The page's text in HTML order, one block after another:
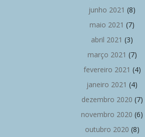
junho 2021 (8)
maio 2021 (7)
abril 2021 (3)
março 2021 (7)
fevereiro 2021 (4)
janeiro 2021 (4)
dezembro 2020 (7)
novembro 2020 (6)
outubro 2020 (8)